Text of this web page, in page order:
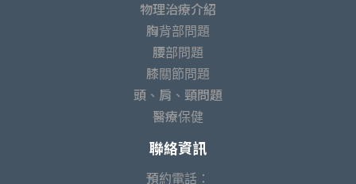
物理治療介紹
胸背部問題
腰部問題
膝關節問題
頭、肩、頸問題
醫療保健
聯絡資訊
預約電話：